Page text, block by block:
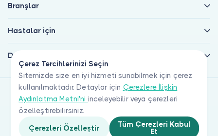
Çerez Tercihlerinizi Seçin
Sitemizde size en iyi hizmeti sunabilmek için çerez
kullanılmaktadır. Detaylar için Çerezlere İlişkin
Aydınlatma Metni'ni inceleyebilir veya çerezleri
özelleştirebilirsiniz.
Çerezleri Özelleştir
Tüm Çerezleri Kabul
Et
Branşlar
Hastalar için
Doktorlar için